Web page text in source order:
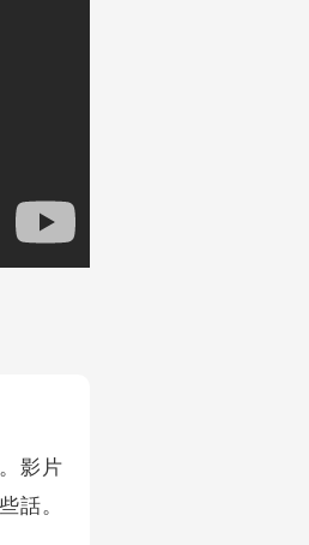
影片
話。